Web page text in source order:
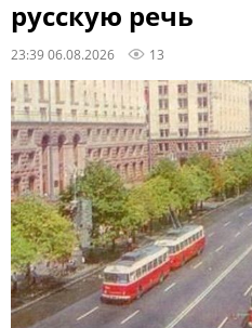
русскую речь
23:39 06.08.2026 13